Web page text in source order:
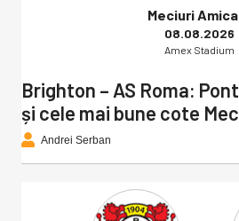
Meciuri
08.08.2026
Amex Stadium
Brighton – AS Roma:
și cele mai bune cote
Andrei Serban